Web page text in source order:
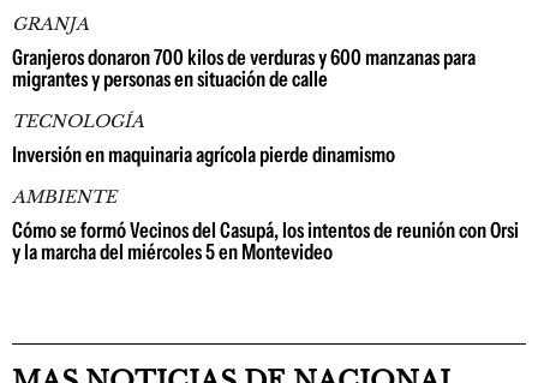
GRANJA
Granjeros donaron 700 kilos de verduras y 600 manzanas para
migrantes y personas en situación de calle
TECNOLOGÍA
Inversión en maquinaria agrícola pierde dinamismo
AMBIENTE
Cómo se formó Vecinos del Casupá, los intentos de reunión con Orsi
y la marcha del miércoles 5 en Montevideo